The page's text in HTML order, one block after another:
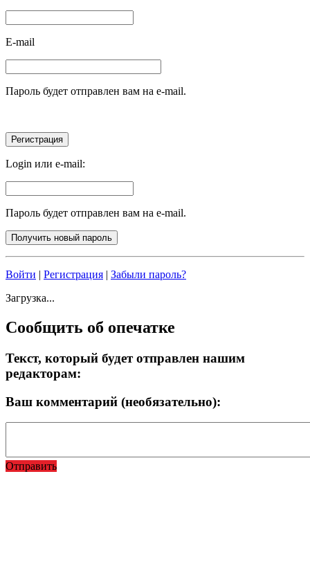
E-mail
Пароль будет отправлен вам на e-mail.
Login или e-mail:
Пароль будет отправлен вам на e-mail.
Войти | Регистрация | Забыли пароль?
Загрузка...
Сообщить об опечатке
Текст, который будет отправлен нашим
редакторам:
Ваш комментарий (необязательно):
Отправить